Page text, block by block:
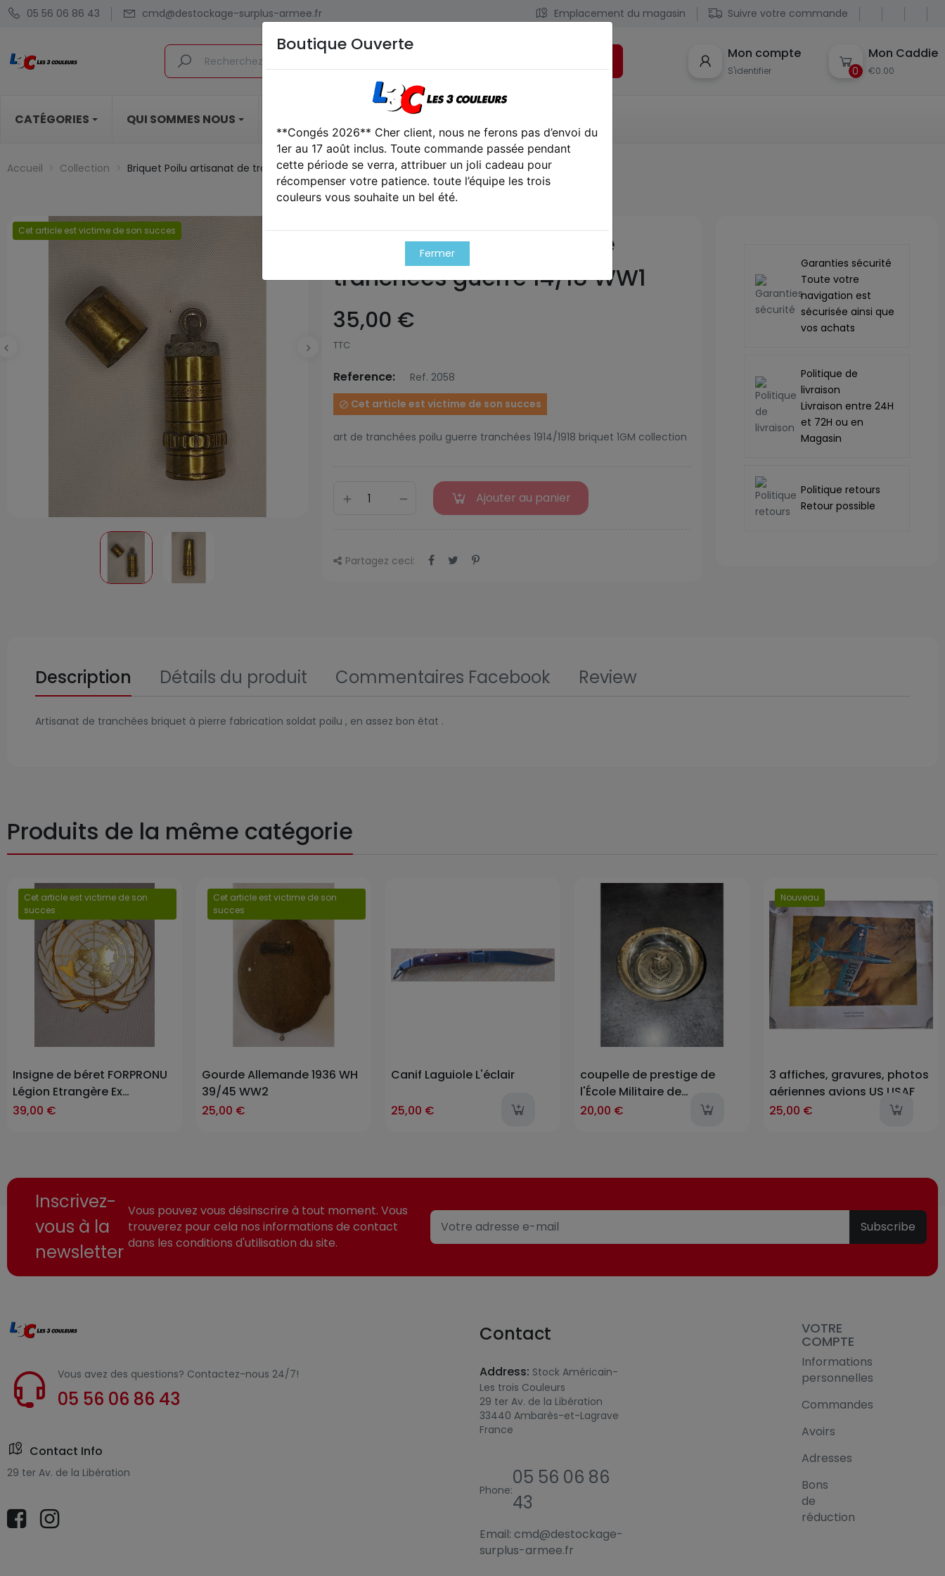
05 56 06 86 43 cmd@destockage-surplus-armee.fr Emplacement du magasin Suivre votre commande
Mon compte
S'identifier 0
Mon Caddie
€0.00
CATÉGORIES QUI SOMMES NOUS
Accueil Collection Briquet Poilu artisanat de tranchées guerre 14/18 WW1
Cet article est victime de son succes
Briquet Poilu artisanat de
tranchées guerre 14/18 WW1
35,00 €
TTC
Reference: Ref. 2058
 Cet article est victime de son succes
art de tranchées poilu guerre tranchées 1914/1918 briquet 1GM collection
Ajouter au panier
Partagez ceci:
Garanties sécurité
Toute votre
navigation est
sécurisée ainsi que
vos achats
Politique de
livraison
Livraison entre 24H
et 72H ou en
Magasin
Politique retours
Retour possible
Description Détails du produit Commentaires Facebook Review
Artisanat de tranchées briquet à pierre fabrication soldat poilu , en assez bon état .
Produits de la même catégorie
Cet article est victime de son
succes
Insigne de béret FORPRONU
Légion Etrangère Ex
Yougoslavie
39,00 €
Cet article est victime de son
succes
Gourde Allemande 1936 WH
39/45 WW2
25,00 €
Canif Laguiole L'éclair
25,00 € last-items
coupelle de prestige de
l'École Militaire de
Spécialisation de l'Outre-
20,00 € last-items
Nouveau
Prix
3 affiches, gravures, photos
aériennes avions US USAF
25,00 €
Inscrivez-
vous à la
newsletter
Vous pouvez vous désinscrire à tout moment. Vous
trouverez pour cela nos informations de contact
dans les conditions d'utilisation du site.
Subscribe
Vous avez des questions? Contactez-nous 24/7!
05 56 06 86 43
Contact Info
29 ter Av. de la Libération
Contact
Address: Stock Américain-
Les trois Couleurs
29 ter Av. de la Libération
33440 Ambarès-et-Lagrave
France
Phone:
05 56 06 86
43
Email: cmd@destockage-
surplus-armee.fr
Boutique Ouverte
**Congés 2026** Cher client, nous ne ferons pas d’envoi du
1er au 17 août inclus. Toute commande passée pendant
cette période se verra, attribuer un joli cadeau pour
récompenser votre patience. toute l’équipe les trois
couleurs vous souhaite un bel été.
Fermer
VOTRE
COMPTE
Informations
personnelles
Commandes
Avoirs
Adresses
Bons
de
réduction